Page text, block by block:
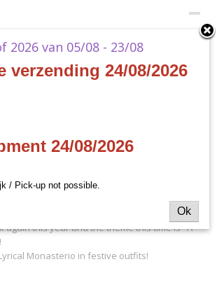
Vanguard -
Season of
Display
display
again this year and the theme this time is "A
Monasterio in festive outfits!
2026 van 05/08 - 23/08
verzending 24/08/2026
24/08/2026
/ Pick-up not possible.
Ok